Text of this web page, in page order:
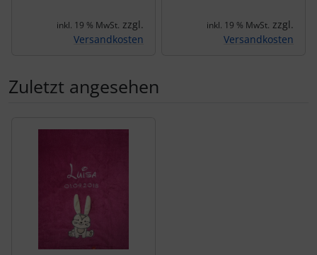
inkl. 19 % MwSt. zzgl.
Versandkosten
inkl. 19 % MwSt. zzgl.
Versandkosten
Zuletzt angesehen